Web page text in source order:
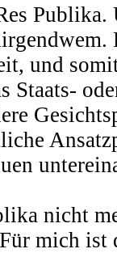
und
Staats-
nicht
mich ist